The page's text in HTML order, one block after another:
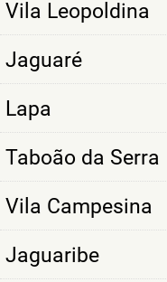
Vila Leopoldina
Jaguaré
Lapa
Taboão da Serra
Vila Campesina
Jaguaribe